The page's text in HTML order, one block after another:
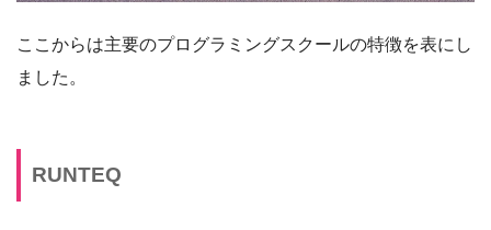
ここからは主要のプログラミングスクールの特徴を表にし
ました。
RUNTEQ